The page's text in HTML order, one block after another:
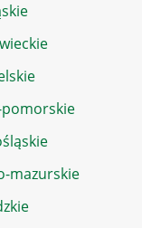
pomorskie
mazurskie